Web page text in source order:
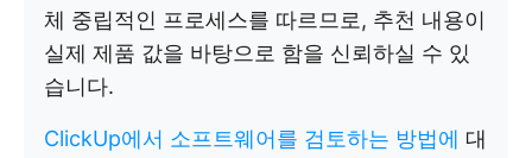
체 중립적인 프로세스를 따르므로, 추천 내용이
실제 제품 값을 바탕으로 함을 신뢰하실 수 있
습니다.
ClickUp에서 소프트웨어를 검토하는 방법에 대